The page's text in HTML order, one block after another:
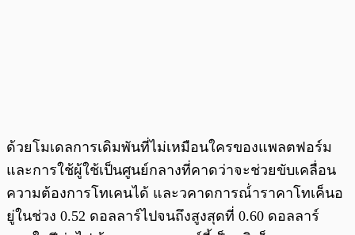
ด้วยโมเดลการเดิมพันที่ไม่เหมือนใครของแพลตฟอร์ม
และการใช้ผู้ใช้เป็นศูนย์กลางที่คาดว่าจะช่วยขับเคลื่อน
ความต้องการโทเคนได้ และวคาดการณ์่าราคาโทเค็นอ
ยู่ในช่วง 0.52 ดอลลาร์ไปจนถึงสูงสุดที่ 0.60 ดอลลาร์